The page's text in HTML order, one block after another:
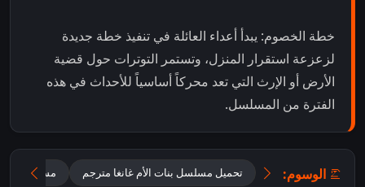
خطة الخصوم: يبدأ أعداء العائلة في تنفيذ خطة جديدة
لزعزعة استقرار المنزل، وتستمر التوترات حول قضية
الأرض أو الإرث التي تعد محركاً أساسياً للأحداث في هذه
الفترة من المسلسل.
الوسوم: تحميل مسلسل بنات الأم غانغا مترجم مسلسل بنات